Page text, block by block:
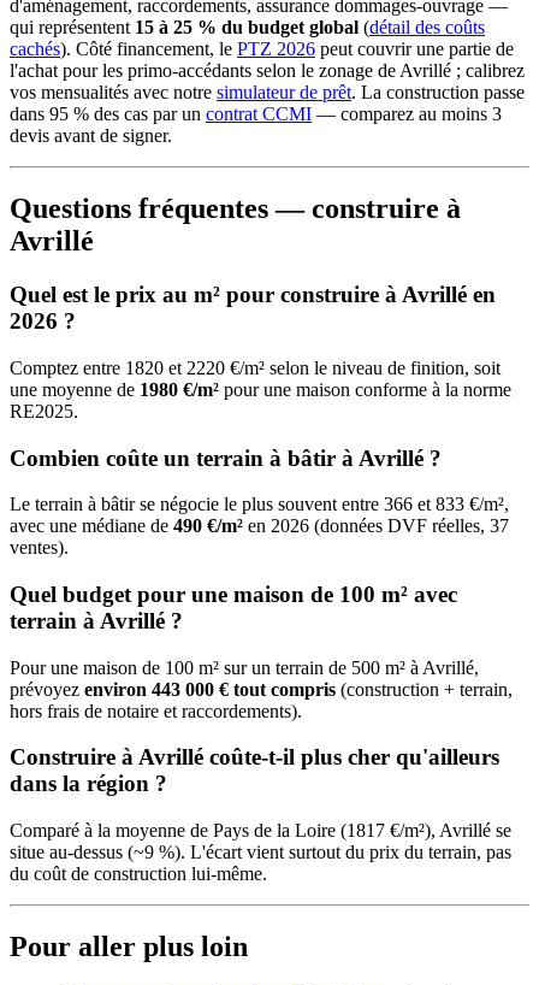
d'aménagement, raccordements, assurance dommages-ouvrage —
qui représentent 15 à 25 % du budget global (détail des coûts
cachés). Côté financement, le PTZ 2026 peut couvrir une partie de
l'achat pour les primo-accédants selon le zonage de Avrillé ; calibrez
vos mensualités avec notre simulateur de prêt. La construction passe
dans 95 % des cas par un contrat CCMI — comparez au moins 3
devis avant de signer.
Questions fréquentes — construire à
Avrillé
Quel est le prix au m² pour construire à Avrillé en
2026 ?
Comptez entre 1820 et 2220 €/m² selon le niveau de finition, soit
une moyenne de 1980 €/m² pour une maison conforme à la norme
RE2025.
Combien coûte un terrain à bâtir à Avrillé ?
Le terrain à bâtir se négocie le plus souvent entre 366 et 833 €/m²,
avec une médiane de 490 €/m² en 2026 (données DVF réelles, 37
ventes).
Quel budget pour une maison de 100 m² avec
terrain à Avrillé ?
Pour une maison de 100 m² sur un terrain de 500 m² à Avrillé,
prévoyez environ 443 000 € tout compris (construction + terrain,
hors frais de notaire et raccordements).
Construire à Avrillé coûte-t-il plus cher qu'ailleurs
dans la région ?
Comparé à la moyenne de Pays de la Loire (1817 €/m²), Avrillé se
situe au-dessus (~9 %). L'écart vient surtout du prix du terrain, pas
du coût de construction lui-même.
Pour aller plus loin